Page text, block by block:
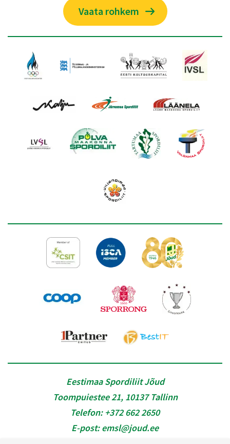
Vaata rohkem
Eestimaa Spordiliit Jõud
Toompuiestee 21, 10137 Tallinn
Telefon: +372 662 2650
E-post:emsl@joud.ee